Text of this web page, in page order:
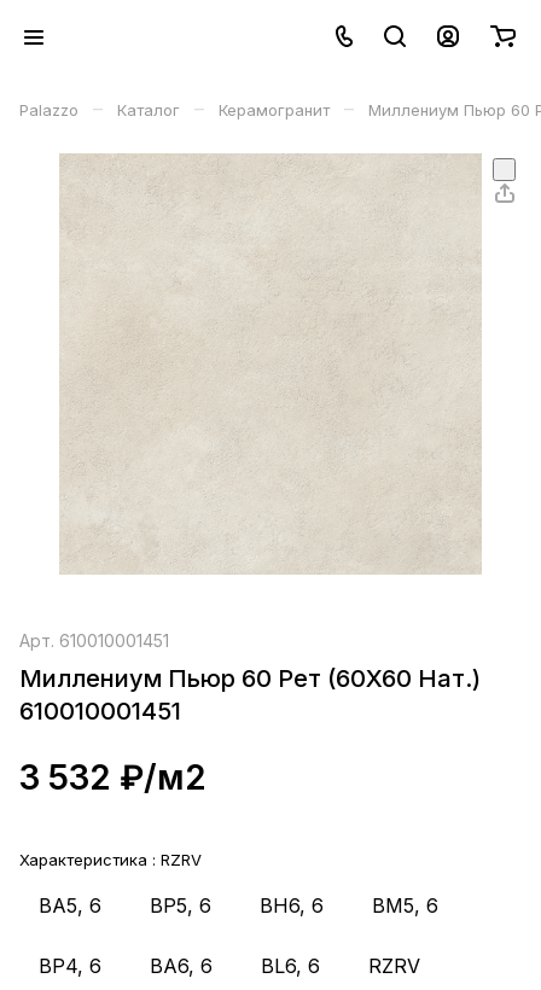
Palazzo – Каталог – Керамогранит – Миллениум Пьюр 60
Арт. 610010001451
Миллениум Пьюр 60 Рет (60X60 Нат.)
610010001451
3 532 ₽/м2
Характеристика : RZRV
ВА5, 6 BP5, 6 BH6, 6 BM5, 6
BP4, 6 BA6, 6 BL6, 6 RZRV